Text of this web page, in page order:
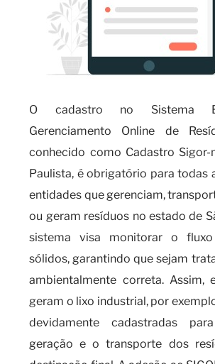
O cadastro no Sistema
Gerenciamento Online de
conhecido como Cadastro
Paulista, é obrigatório para todas
entidades que gerenciam,
ou geram resíduos no estado de
sistema visa monitorar o
sólidos, garantindo que sejam
ambientalmente correta. Assim,
geram o lixo industrial, por
devidamente cadastradas
geração e o transporte dos